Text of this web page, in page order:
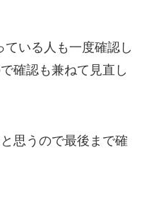
いる人も一度確認し
確認も兼ねて見直し
思うので最後まで確